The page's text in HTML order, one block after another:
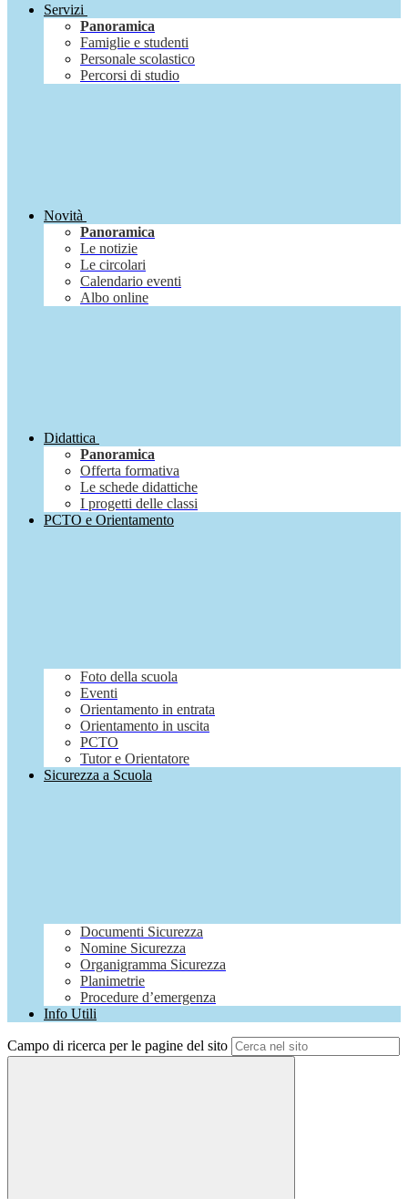
Servizi
Panoramica
Famiglie e studenti
Personale scolastico
Percorsi di studio
Novità
Panoramica
Le notizie
Le circolari
Calendario eventi
Albo online
Didattica
Panoramica
Offerta formativa
Le schede didattiche
I progetti delle classi
PCTO e Orientamento
Foto della scuola
Eventi
Orientamento in entrata
Orientamento in uscita
PCTO
Tutor e Orientatore
Sicurezza a Scuola
Documenti Sicurezza
Nomine Sicurezza
Organigramma Sicurezza
Planimetrie
Procedure d’emergenza
Info Utili
Campo di ricerca per le pagine del sito